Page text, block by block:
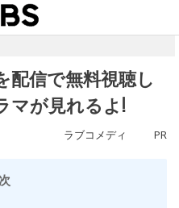
配信で無料視聴し
マが見れるよ!
ラブコメディ PR